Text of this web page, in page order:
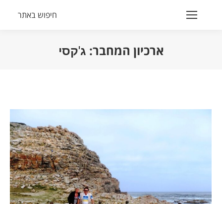
Search:
חיפוש באתר
ארכיון המחבר: ג'קסי